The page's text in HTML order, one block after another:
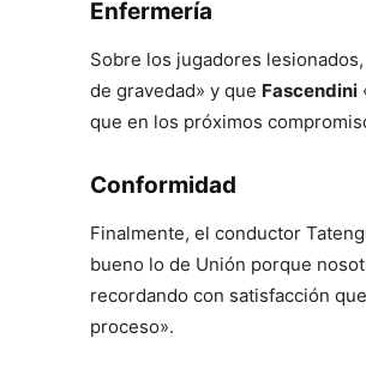
Enfermería
Sobre los jugadores
de gravedad» y que Fascendini
que en los próximos
Conformidad
Finalmente, el conductor
bueno lo de Unión porque
recordando con satisfacción
proceso».